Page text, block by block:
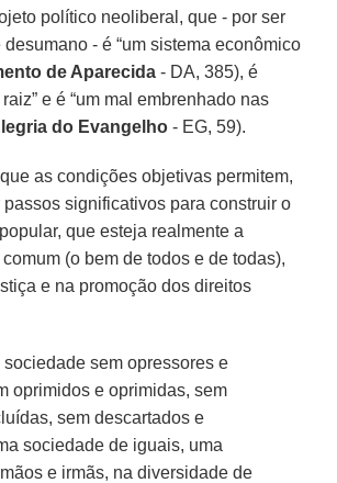
político neoliberal, que - por ser
- é “um sistema econômico
de Aparecida - DA, 385), é
e é “um mal embrenhado nas
do Evangelho - EG, 59).
as condições objetivas permitem,
significativos para construir o
que esteja realmente a
(o bem de todos e de todas),
e na promoção dos direitos
sem opressores e
oprimidos e oprimidas, sem
sem descartados e
sociedade de iguais, uma
e irmãs, na diversidade de